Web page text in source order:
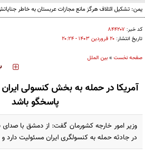
یمن: تشکیل ائتلاف هرگز مانع مجازات عربستان به خاطر
کد خبر: ۸۴۴۲۰۷
تاریخ انتشار: ۲۰ فروردين ۱۴۰۳ - ۲۰:۲۴
صفحه نخست »بین الملل
آمریکا در حمله به بخش کنسولی
پاسخگو باشد
وزیر امور خارجه کشورمان گفت: از دمشق با صدای
در جادثه حمله به کنسولگری ایران مسئولیت دارد